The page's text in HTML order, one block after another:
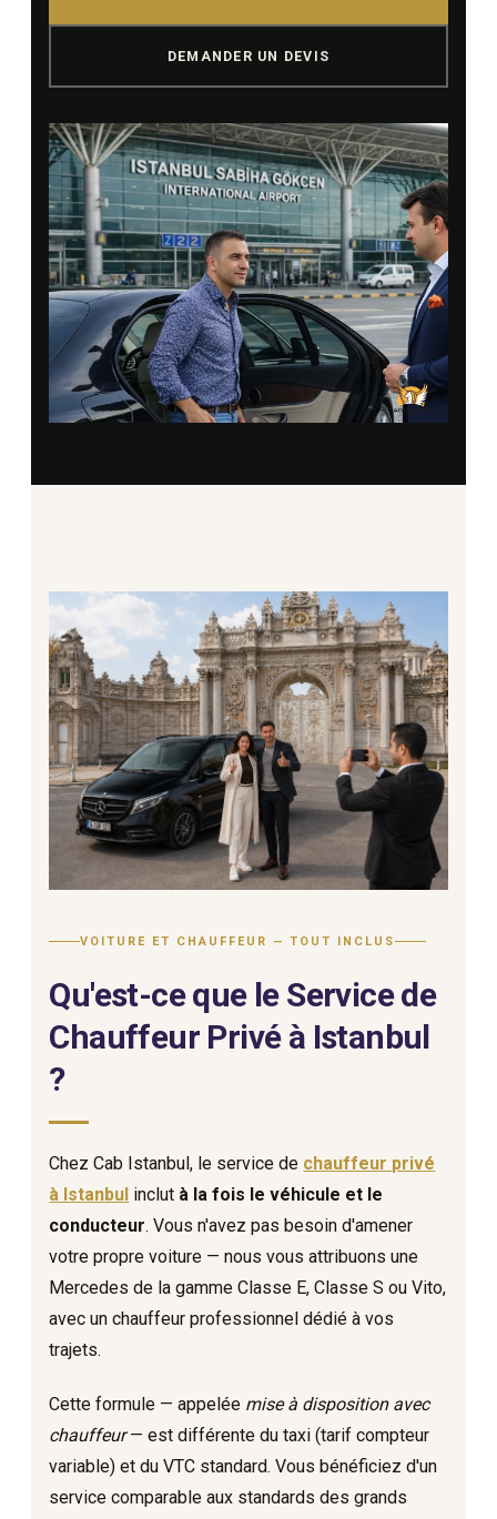
DEMANDER UN DEVIS
VOITURE ET CHAUFFEUR — TOUT INCLUS
Qu'est-ce que le Service de
Chauffeur Privé à Istanbul
?
Chez Cab Istanbul, le service de chauffeur privé
à Istanbul inclut à la fois le véhicule et le
conducteur. Vous n'avez pas besoin d'amener
votre propre voiture — nous vous attribuons une
Mercedes de la gamme Classe E, Classe S ou Vito,
avec un chauffeur professionnel dédié à vos
trajets.
Cette formule — appelée mise à disposition avec
chauffeur— est différente du taxi (tarif compteur
variable) et du VTC standard. Vous bénéficiez d'un
service comparable aux standards des grands